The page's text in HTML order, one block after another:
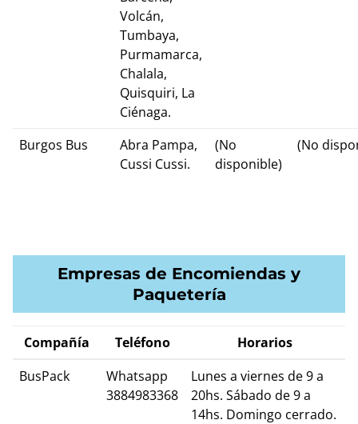
Volcán,
Tumbaya,
Purmamarca,
Chalala,
Quisquiri, La
Ciénaga.
Burgos Bus
Abra Pampa,
Cussi Cussi.
(No
disponible)
(No
Empresas de Encomiendas y
Paquetería
Compañía Teléfono
Horarios
BusPack
Whatsapp
3884983368
Lunes a viernes de 9 a
20hs. Sábado de 9 a
14hs. Domingo cerrado.